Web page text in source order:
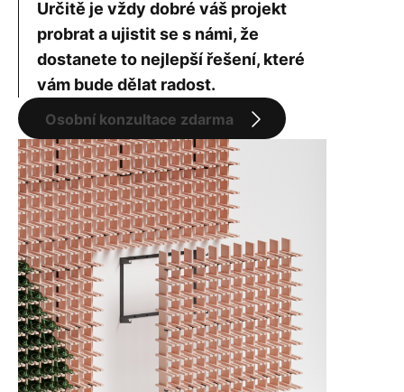
Určitě je vždy dobré váš projekt
probrat a ujistit se s námi, že
dostanete to nejlepší řešení, které
vám bude dělat radost.
Osobní konzultace zdarma